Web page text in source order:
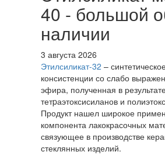
40 - большой
наличии
3 августа 2026
Этилсиликат-32 –
консистенции со слабо
эфира, полученная в
тетpаэтоксисиланов и
Продукт нашел широкое
компонента лакокрасочных
связующее в производстве
стеклянных изделий.